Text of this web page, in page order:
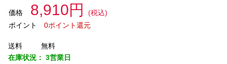
価格 8,910円
(税込)
ポイント
0ポイント還元
送料
無料
在庫状況： 3営業日